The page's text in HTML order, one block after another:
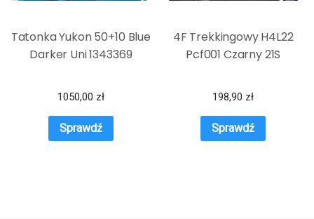
Tatonka Yukon 50+10 Blue
Darker Uni 1343369
1050,00 zł
Sprawdź
4F Trekkingowy H4L22
Pcf001 Czarny 21S
198,90 zł
Sprawdź